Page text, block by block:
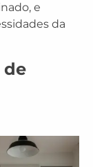
e
da
de